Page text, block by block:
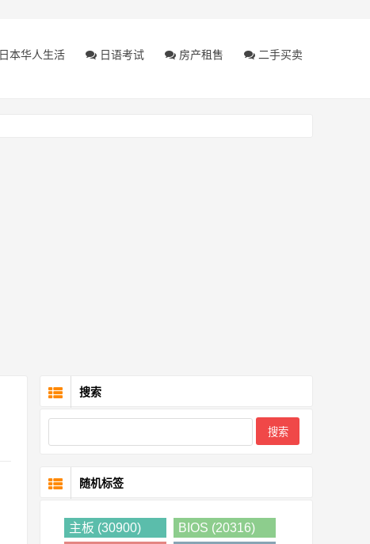
日本华人生活 日语考试 房产租售 二手买卖
搜索
随机标签
主板 (30900)
BIOS (20316)